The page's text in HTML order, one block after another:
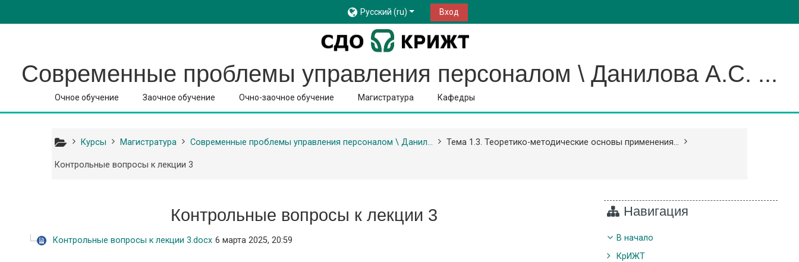
Русский ‎(ru)‎ Вход
Современные проблемы управления персоналом \ Данилова А.С. ...
Очное обучение Заочное обучение Очно-заочное обучение Магистратура Кафедры
Курсы Магистратура Современные проблемы управления персоналом \ Данил... Тема 1.3. Теоретико-методические основы применения...
Контрольные вопросы к лекции 3
Контрольные вопросы к лекции 3
Контрольные вопросы к лекции 3.docx 6 марта 2025, 20:59
Навигация
В начало
КрИЖТ